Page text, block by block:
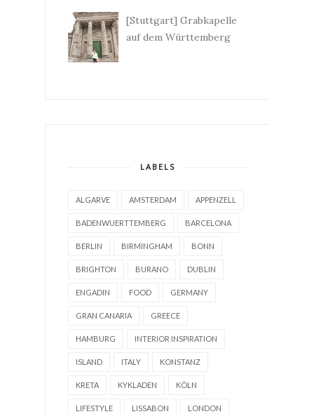
[Stuttgart] Grabkapelle
auf dem Württemberg
LABELS
ALGARVE AMSTERDAM APPENZELL
BADENWUERTTEMBERG BARCELONA
BERLIN BIRMINGHAM BONN
BRIGHTON BURANO DUBLIN
ENGADIN FOOD GERMANY
GRAN CANARIA GREECE
HAMBURG INTERIOR INSPIRATION
ISLAND ITALY KONSTANZ
KRETA KYKLADEN KÖLN
LIFESTYLE LISSABON LONDON